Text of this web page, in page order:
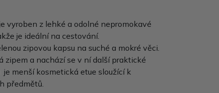
vyroben z lehké a odolné nepromokavé
je ideální na cestování.
zipovou kapsu na suché a mokré věci.
zipem a nachází se v ní další praktické
je menší kosmetická etue sloužící k
předmětů.